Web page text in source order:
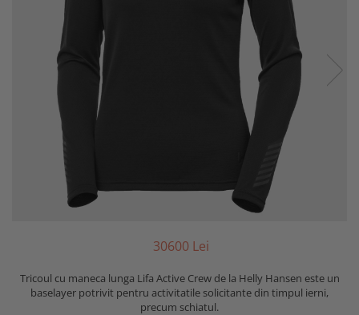
30600 Lei
Tricoul cu maneca lunga Lifa Active Crew de la Helly Hansen este un
baselayer potrivit pentru activitatile solicitante din timpul ierni,
precum schiatul.